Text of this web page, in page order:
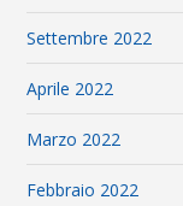
Settembre 2022
Aprile 2022
Marzo 2022
Febbraio 2022